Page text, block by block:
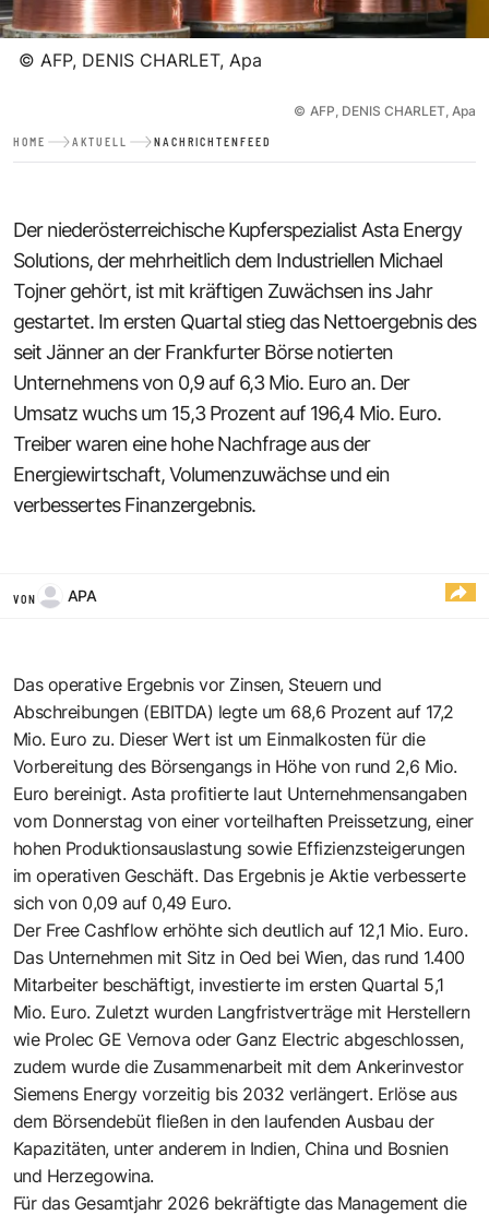
© AFP, DENIS CHARLET, Apa
© AFP, DENIS CHARLET, Apa
HOME AKTUELL NACHRICHTENFEED
Der niederösterreichische Kupferspezialist Asta Energy
Solutions, der mehrheitlich dem Industriellen Michael
Tojner gehört, ist mit kräftigen Zuwächsen ins Jahr
gestartet. Im ersten Quartal stieg das Nettoergebnis des
seit Jänner an der Frankfurter Börse notierten
Unternehmens von 0,9 auf 6,3 Mio. Euro an. Der
Umsatz wuchs um 15,3 Prozent auf 196,4 Mio. Euro.
Treiber waren eine hohe Nachfrage aus der
Energiewirtschaft, Volumenzuwächse und ein
verbessertes Finanzergebnis.
VON APA
Das operative Ergebnis vor Zinsen, Steuern und
Abschreibungen (EBITDA) legte um 68,6 Prozent auf 17,2
Mio. Euro zu. Dieser Wert ist um Einmalkosten für die
Vorbereitung des Börsengangs in Höhe von rund 2,6 Mio.
Euro bereinigt. Asta profitierte laut Unternehmensangaben
vom Donnerstag von einer vorteilhaften Preissetzung, einer
hohen Produktionsauslastung sowie Effizienzsteigerungen
im operativen Geschäft. Das Ergebnis je Aktie verbesserte
sich von 0,09 auf 0,49 Euro.
Der Free Cashflow erhöhte sich deutlich auf 12,1 Mio. Euro.
Das Unternehmen mit Sitz in Oed bei Wien, das rund 1.400
Mitarbeiter beschäftigt, investierte im ersten Quartal 5,1
Mio. Euro. Zuletzt wurden Langfristverträge mit Herstellern
wie Prolec GE Vernova oder Ganz Electric abgeschlossen,
zudem wurde die Zusammenarbeit mit dem Ankerinvestor
Siemens Energy vorzeitig bis 2032 verlängert. Erlöse aus
dem Börsendebüt fließen in den laufenden Ausbau der
Kapazitäten, unter anderem in Indien, China und Bosnien
und Herzegowina.
Für das Gesamtjahr 2026 bekräftigte das Management die